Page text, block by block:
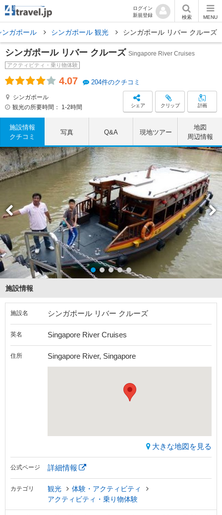
ログイン
新規登録
検索 MENU
ンガポール シンガポール 観光 シンガポール リバー クルーズ
シンガポール リバー クルーズ Singapore River Cruises
アクティビティ・乗り物体験
4.07 204件のクチコミ
シンガポール
観光の所要時間：
1-2時間 シェア クリップ 計画
施設情報
クチコミ
写真 Q&A 現地ツアー
地図
周辺情報
施設情報
施設名 シンガポール リバー クルーズ
英名 Singapore River Cruises
住所 Singapore River, Singapore
大きな地図を見る
公式ページ 詳細情報
カテゴリ 観光
体験・アクティビティ
アクティビティ・乗り物体験